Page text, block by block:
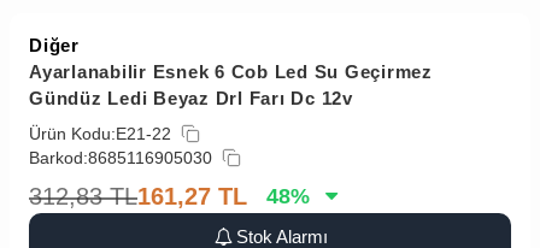
Diğer
Ayarlanabilir Esnek 6 Cob Led Su Geçirmez
Gündüz Ledi Beyaz Drl Farı Dc 12v
Ürün Kodu:E21-22
Barkod:8685116905030
312,83 TL161,27 TL 48%
Stok Alarmı